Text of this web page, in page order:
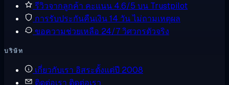
รีวิวจากลูกค้า คะแนน 4.6/5 บน Trustpilot
การรับประกันคืนเงิน14 วัน ไม่ถามเหตุผล
ขอความช่วยเหลือ 24/7 วิศวกรตัวจริง
บริษัท
เกี่ยวกับเรา อิสระตั้งแต่ปี 2008
ติดต่อเรา ติดต่อเรา